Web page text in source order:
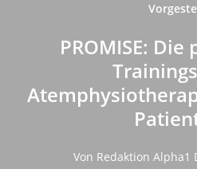
PROMISE:
Von Redaktion Alpha1